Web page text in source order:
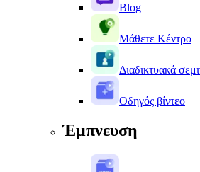
Blog
Μάθετε Κέντρο
Διαδικτυακά
Οδηγός βίντεο
Έμπνευση